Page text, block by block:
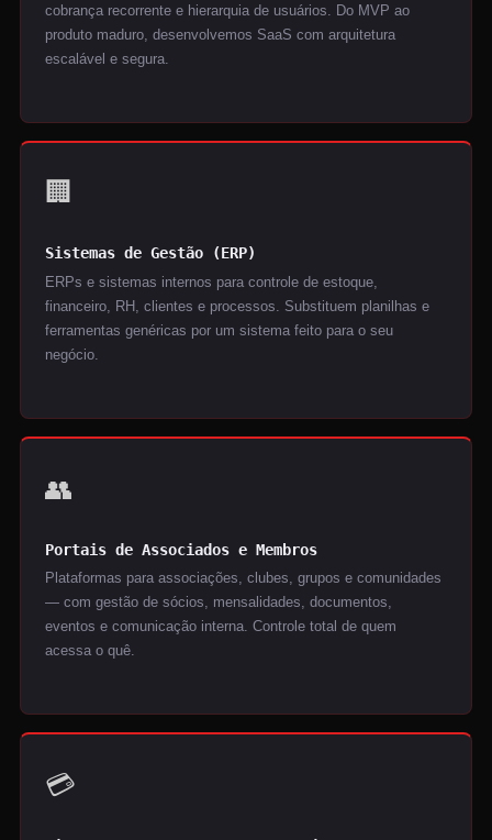
cobrança recorrente e hierarquia de usuários. Do MVP ao
produto maduro, desenvolvemos SaaS com arquitetura
escalável e segura.
🏢
Sistemas de Gestão (ERP)
ERPs e sistemas internos para controle de estoque,
financeiro, RH, clientes e processos. Substituem planilhas e
ferramentas genéricas por um sistema feito para o seu
negócio.
👥
Portais de Associados e Membros
Plataformas para associações, clubes, grupos e comunidades
— com gestão de sócios, mensalidades, documentos,
eventos e comunicação interna. Controle total de quem
acessa o quê.
💳